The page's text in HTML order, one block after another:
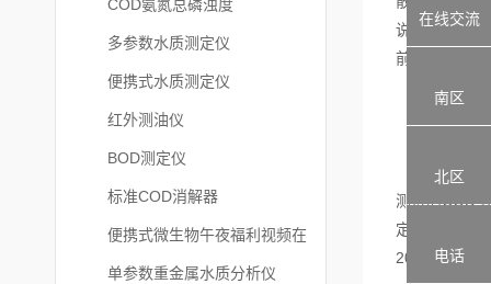
COD氨氮总磷浊度
多参数水质测定仪
便携式水质测定仪
红外测油仪
BOD测定仪
标准COD消解器
便携式微生物午夜福利视频在
线观看
单参数重金属水质分析仪
说，绝
前者的测量
采样量过
测得的
定，发
20.00毫升
在线交流
南区
北区
电话